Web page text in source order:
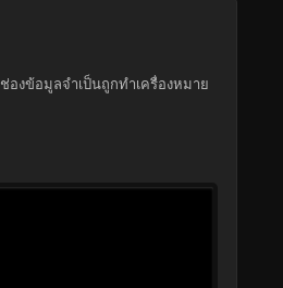
ช่องข้อมูลจำเป็นถูกทำเครื่องหมาย